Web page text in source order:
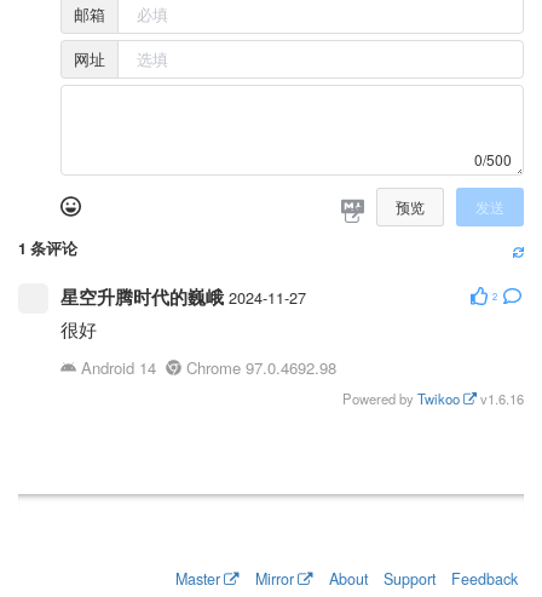
邮箱
网址
0/500
预览 发送
1 条评论
星空升腾时代的巍峨 2024-11-27 2
很好
Android 14 Chrome 97.0.4692.98
Powered by Twikoo v1.6.16
Master Mirror About Support Feedback